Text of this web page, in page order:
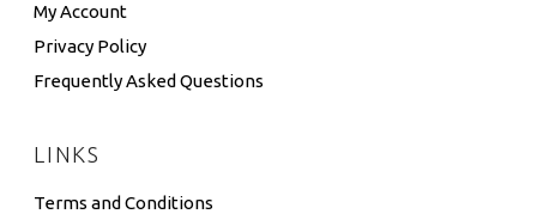
My Account
Privacy Policy
Frequently Asked Questions
LINKS
Terms and Conditions